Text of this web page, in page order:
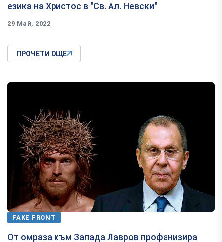
езика на Христос в "Св. Ал. Невски"
29 Май, 2022
ПРОЧЕТИ ОЩЕ
FAKE FRONT
От омраза към Запада Лавров профанизира